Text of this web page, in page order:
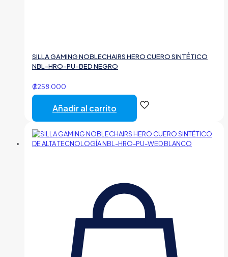
SILLA GAMING NOBLECHAIRS HERO CUERO SINTÉTICO
NBL-HRO-PU-BED NEGRO
₡258.000
Añadir al carrito